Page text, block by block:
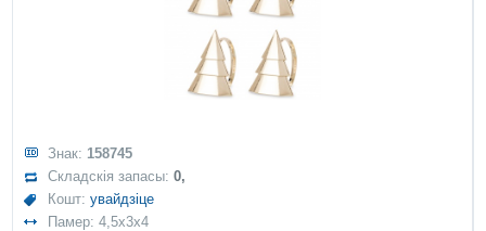
Знак: 158745
Складскія запасы:0,
Кошт:увайдзіце
Памер: 4,5x3x4